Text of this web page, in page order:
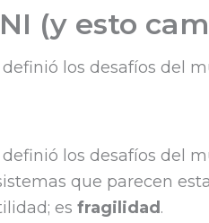
(y esto
los desafíos del
los desafíos del
que parecen
es fragilidad .